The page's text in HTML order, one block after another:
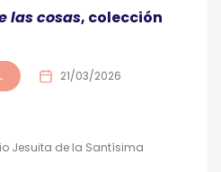
las cosas, colección
21/03/2026
Jesuita de la Santísima